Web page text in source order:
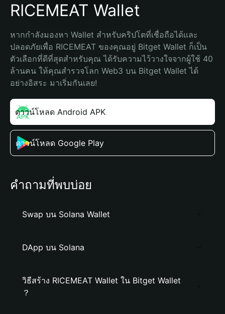
RICEMEAT Wallet
หากกำลังมองหา Wallet สำหรับคริปโตที่เชื่อถือได้และ
ปลอดภัยเพื่อ RICEMEAT ของคุณอยู่ Bitget Wallet ก็เป็น
ตัวเลือกที่ดีที่สุดสำหรับคุณ ได้รับความไว้วางใจจากผู้ใช้ 40
ล้านคน ให้คุณสำรวจโลก Web3 บน Bitget Wallet ได้
อย่างอิสระ มาเริ่มกันเลย!
ดาวน์โหลด Android APK
ดาวน์โหลด Google Play
คำถามที่พบบ่อย
Swap บน Solana Wallet
DApp บน Solana
วิธีสร้าง RICEMEAT Wallet ใน Bitget Wallet
？